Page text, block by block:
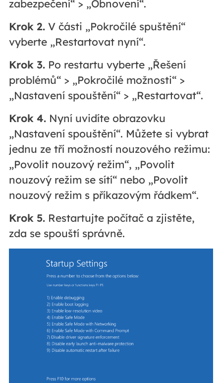
zabezpečení“ > „Obnovení“.
Krok 2.V části „Pokročilé spuštění“
vyberte „Restartovat nyní“.
Krok 3.Po restartu vyberte „Řešení
problémů“ > „Pokročilé možnosti“ >
„Nastavení spouštění“ > „Restartovat“.
Krok 4.Nyní uvidíte obrazovku
„Nastavení spouštění“. Můžete si vybrat
jednu ze tří možností nouzového režimu:
„Povolit nouzový režim“, „Povolit
nouzový režim se sítí“ nebo „Povolit
nouzový režim s příkazovým řádkem“.
Krok 5.Restartujte počítač a zjistěte,
zda se spouští správně.